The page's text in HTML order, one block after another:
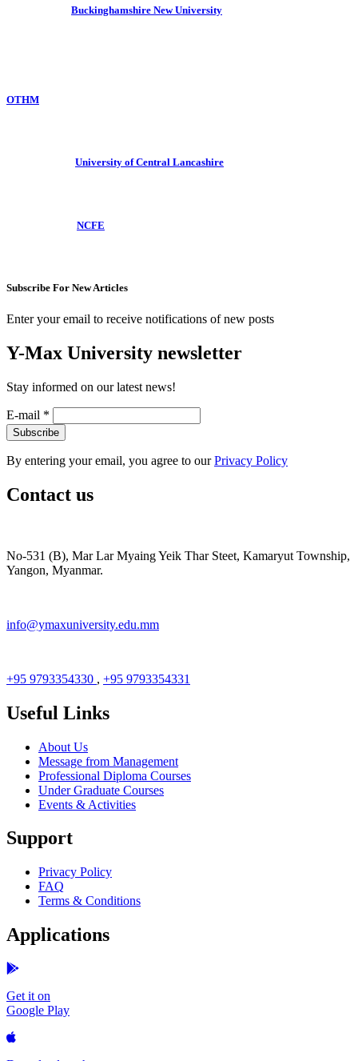
Buckinghamshire New University
OTHM
University of Central Lancashire
NCFE
Subscribe For New Articles
Enter your email to receive notifications of new posts
Y-Max University newsletter
Stay informed on our latest news!
E-mail *
By entering your email, you agree to ourPrivacy Policy
Contact us
No-531 (B), Mar Lar Myaing Yeik Thar Steet, Kamaryut Township,
Yangon, Myanmar.
info@ymaxuniversity.edu.mm
+95 9793354330 , +95 9793354331
Useful Links
About Us
Message from Management
Professional Diploma Courses
Under Graduate Courses
Events & Activities
Support
Privacy Policy
FAQ
Terms & Conditions
Applications
Get it on
Google Play